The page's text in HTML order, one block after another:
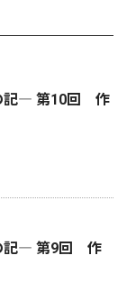
記― 第10回 作
記― 第9回 作